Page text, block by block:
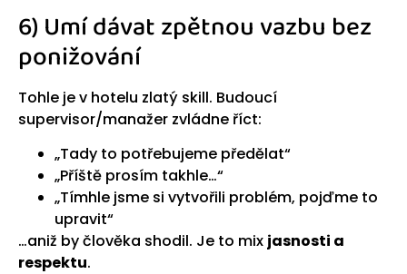
6) Umí dávat zpětnou vazbu bez
ponižování
Tohle je v hotelu zlatý skill. Budoucí
supervisor/manažer zvládne říct:
„Tady to potřebujeme předělat“
„Příště prosím takhle…“
„Tímhle jsme si vytvořili problém, pojďme to
upravit“
…aniž by člověka shodil. Je to mix jasnosti a
respektu.